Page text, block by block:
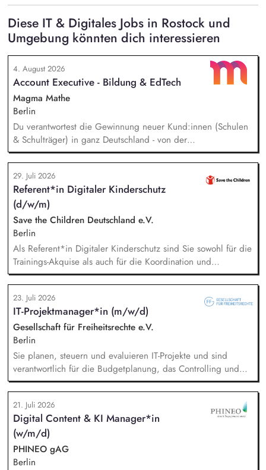
Diese IT & Digitales Jobs in Rostock und
Umgebung könnten dich interessieren
4. August 2026
Account Executive - Bildung & EdTech
Magma Mathe
Berlin
Du verantwortest die Gewinnung neuer Kund:innen (Schulen
& Schulträger) in ganz Deutschland - von der
Leadgenerierung bis zum Vertragsabschluss. Dabei arbeitest
du sowohl mit selbst generierten Leads als auch mit
qualifizierten Inbound-Anfragen in einem typischen Sales-
Zyklus von rund zwei Monaten. Außerdem repräsentierst du
uns auf Messen, Konferenzen und Veranstaltungen im
Bildungsbereich und trägst aktiv dazu bei, unsere Marke in
Deutschland zu etablieren.
29. Juli 2026
Referent*in Digitaler Kinderschutz
(d/w/m)
Save the Children Deutschland e.V.
Berlin
Als Referent*in Digitaler Kinderschutz sind Sie sowohl für die
Trainings-Akquise als auch für die Koordination und
Durchführung von ca. zweistündigen Workshops
verantwortlich. Identifikation, Ansprache und Akquise von
Institutionen und Organisationen für Trainings zum sensiblen
Umgang mit Kinderfotos und -videos (z. B. Kitas, Schulen,
Sportvereine und -verbände, Jugendverbände,
Kinder-/Jugendreiseveranstalter). Eigenständige Konzeption
und Durchführung zielgruppengerechter Trainings in
digitalen Formaten sowie in Präsenz bei Auftraggebern.
23. Juli 2026
IT-Projektmanager*in (m/w/d)
Gesellschaft für Freiheitsrechte e.V.
Berlin
Sie planen, steuern und evaluieren IT-Projekte und sind
verantwortlich für die Budgetplanung, das Controlling und
die Ressourcenverteilung, Sie steuern das
Wissensmanagement und begleiten die Migration sowie die
fortlaufende Verwaltung unserer Cloud-Dienste, Sie arbeiten
mit der Systemadministration zusammen und sind dabei
verantwortlich für die Kommunikation mit unseren externen
Dienstleistern, Sie tragen die Verantwortung für die Qualität
des First-Level-Supports für das GFF-Team.
21. Juli 2026
Digital Content & KI Manager*in
(w/m/d)
PHINEO gAG
Berlin